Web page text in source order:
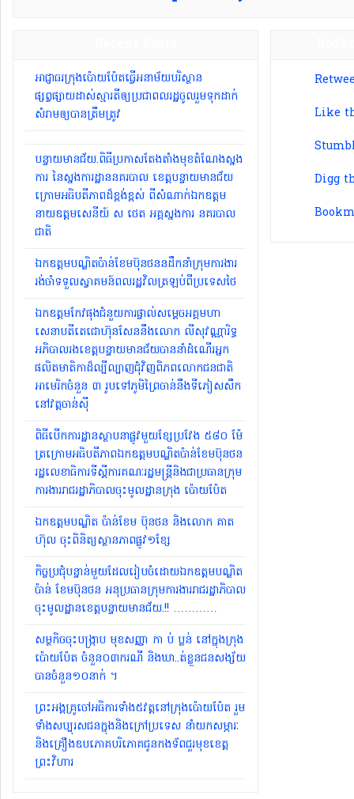
អាជ្ញាធរ​ក្រុង​ប៉ោយប៉ែ​ត​ធ្វើ​អនាម័យ​បរិស្ថាន
ផ្សព្វផ្សាយ​ដាស់​ស្មារតី​ឲ្យ​ប្រជាពលរដ្ឋ​ចូលរួម​ទុកដាក់​
សំរាម​ឲ្យបាន​ត្រឹមត្រូវ​
បន្ទាយមានជ័យ.ពិធីប្រកាសតែងតាំងមុខតំណែងស្នង
ការ នៃស្នងការដ្ឋាននគរបាល ខេត្តបន្ទាយមានជ័យ
ក្រោមអធិបតីភាពដ៏ខ្ពង់ខ្ពស់ ពីសំណាក់ឯកឧត្តម
នាយឧត្តមសេនីយ៍ ស ថេត អគ្គស្នងការ នគរបាល
ជាតិ
ឯកឧត្តមបណ្ឌិតប៉ាន់ខែមប៊ុនថននដឹកនាំក្រុមការងារ
រង់ចាំទទួលស្វាគមន៍ពលរដ្ឋវិលត្រឡប់ពីប្រទេសថៃ
ឯកឧត្តមកែវផុងជំនួយការផ្ទាល់សម្ដេចអគ្គមហា
សេនាបតីតេជោហ៊ុនសែននឹងលោក លីសុវណ្ណារិទ្ធ
អភិបាលរងខេត្តបន្ទាយមានជ័យបាននាំដំណើរអ្នក
ផលិតមាតិកាដ៏ល្បីល្បាញជុំវិញពិភពលោកជនជាតិ
អាមេរិកចំនួន ៣ រូបទៅភូមិព្រៃចាន់នឹងទីភៀសសឹក
នៅវត្តចាន់សុី
ពិធីបើកការដ្ឋានស្ថាបនាផ្លូវមួយខ្សែប្រវែង ៥៨០ ម៉ែ
ត្រក្រោមអធិបតីភាពឯកឧត្តមបណ្ឌិតប៉ាន់ខែមប៊ុនថន
រដ្ឋលេខាធិការទីស្ដីការគណៈរដ្ឋមន្ត្រីនិងជាប្រធានក្រុម
ការងាររាជរដ្ឋាភិបាលចុះមូលដ្ឋានក្រុង ប៉ោយប៉ែត
ឯកឧត្តមបណ្ឌិត ប៉ាន់ខែម ប៊ុនថន និងលោក គាត
ហ៊ុល ចុះពិនិត្យស្ថានភាពផ្លូវ១ខ្សែ
កិច្ចប្រជុំបន្ទាន់មួយដែលរៀបចំដោយឯកឧត្តមបណ្ឌិត
ប៉ាន់ ខែមប៊ុនថន អនុប្រធានក្រុមការងាររាជរដ្ឋាភិបាល
ចុះមូលដ្ឋានខេត្តបន្ទាយមានជ័យ.!! …………
សម្ថកិចចុះបង្រ្កាប មុខសញ្ញា កា ប់ ប្លន់ នៅក្នុងក្រុង
ប៉ោយប៉ែត ចំនួន០៣ករណី និងឃា..ត់ខ្លួនជនសង្ស័យ
បានចំនួន១០នាក់ ។
ព្រះអង្គគ្រូចៅអធិការទាំង៥វត្តនៅក្រុងប៉ោយប៉ែត រួម
ទាំងសប្បុរសជនក្នុងនិងក្រៅប្រទេស នាំយកសម្ភារៈ
និងគ្រឿងឧបភោគបរិភោគជូនកងទ័ពជួរមុខខេត្ត
ព្រះវិហារ
Like
Digg